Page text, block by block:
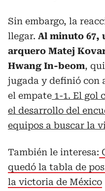
Sin embargo, la
llegar. Al minuto 67,
arquero Matej
Hwang In-beom,
jugada y definió con
el empate 1-1. El gol
el desarrollo del
equipos a buscar la
También le interesa:
quedó la tabla de
la victoria de México